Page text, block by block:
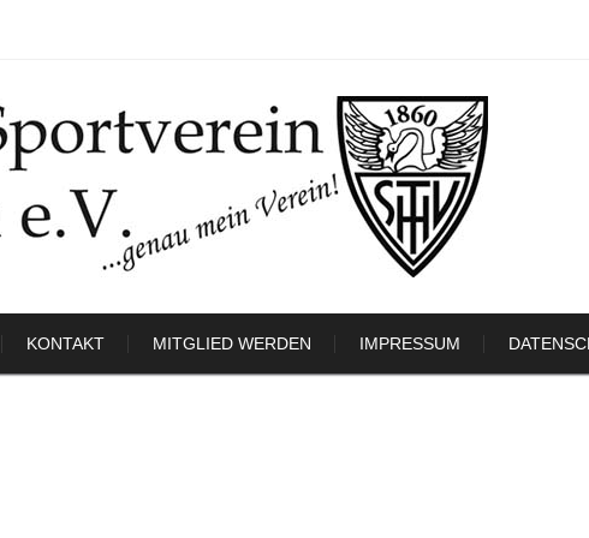
KONTAKT MITGLIED WERDEN IMPRESSUM